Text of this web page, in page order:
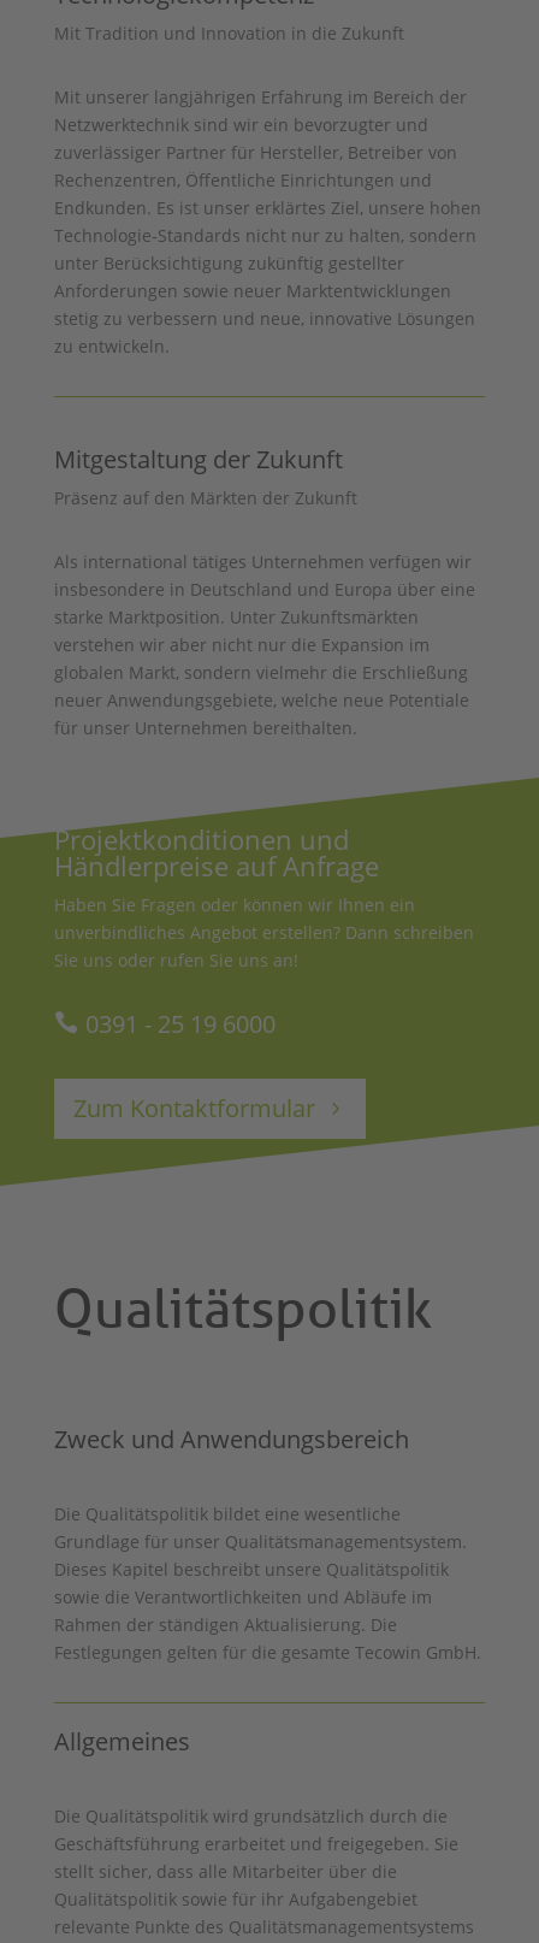
Mit Tradition und Innovation in die Zukunft
Mit unserer langjährigen Erfahrung im Bereich der
Netzwerktechnik sind wir ein bevorzugter und
zuverlässiger Partner für Hersteller, Betreiber von
Rechenzentren, Öffentliche Einrichtungen und
Endkunden. Es ist unser erklärtes Ziel, unsere hohen
Technologie-Standards nicht nur zu halten, sondern
unter Berücksichtigung zukünftig gestellter
Anforderungen sowie neuer Marktentwicklungen
stetig zu verbessern und neue, innovative Lösungen
zu entwickeln.
Mitgestaltung der Zukunft
Präsenz auf den Märkten der Zukunft
Als international tätiges Unternehmen verfügen wir
insbesondere in Deutschland und Europa über eine
starke Marktposition. Unter Zukunftsmärkten
verstehen wir aber nicht nur die Expansion im
globalen Markt, sondern vielmehr die Erschließung
neuer Anwendungsgebiete, welche neue Potentiale
für unser Unternehmen bereithalten.
Projektkonditionen und
Händlerpreise auf Anfrage
Haben Sie Fragen oder können wir Ihnen ein
unverbindliches Angebot erstellen? Dann schreiben
Sie uns oder rufen Sie uns an!
0391 - 25 19 6000
Zum Kontaktformular
Qualitätspolitik
Zweck und Anwendungsbereich
Die Qualitätspolitik bildet eine wesentliche
Grundlage für unser Qualitätsmanagementsystem.
Dieses Kapitel beschreibt unsere Qualitätspolitik
sowie die Verantwortlichkeiten und Abläufe im
Rahmen der ständigen Aktualisierung. Die
Festlegungen gelten für die gesamte Tecowin GmbH.
Allgemeines
Die Qualitätspolitik wird grundsätzlich durch die
Geschäftsführung erarbeitet und freigegeben. Sie
stellt sicher, dass alle Mitarbeiter über die
Qualitätspolitik sowie für ihr Aufgabengebiet
relevante Punkte des Qualitäts­management­systems